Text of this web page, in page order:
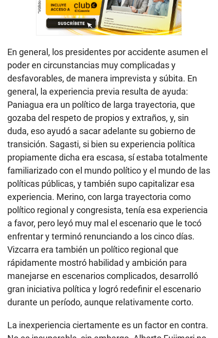
En general, los presidentes por accidente asumen el
poder en circunstancias muy complicadas y
desfavorables, de manera imprevista y súbita. En
general, la experiencia previa resulta de ayuda:
Paniagua era un político de larga trayectoria, que
gozaba del respeto de propios y extraños, y, sin
duda, eso ayudó a sacar adelante su gobierno de
transición. Sagasti, si bien su experiencia política
propiamente dicha era escasa, sí estaba totalmente
familiarizado con el mundo político y el mundo de las
políticas públicas, y también supo capitalizar esa
experiencia. Merino, con larga trayectoria como
político regional y congresista, tenía esa experiencia
a favor, pero leyó muy mal el escenario que le tocó
enfrentar y terminó renunciando a los cinco días.
Vizcarra era también un político regional que
rápidamente mostró habilidad y ambición para
manejarse en escenarios complicados, desarrolló
gran iniciativa política y logró redefinir el escenario
durante un período, aunque relativamente corto.
La inexperiencia ciertamente es un factor en contra.